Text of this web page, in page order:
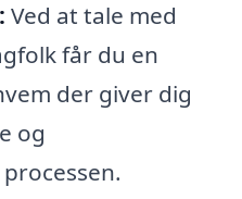
Ved at tale med
får du en
der giver dig
og